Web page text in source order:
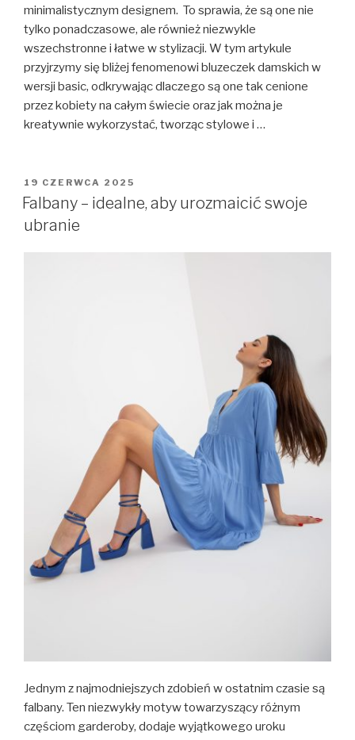
minimalistycznym designem. To sprawia, że są one nie
tylko ponadczasowe, ale również niezwykle
wszechstronne i łatwe w stylizacji. W tym artykule
przyjrzymy się bliżej fenomenowi bluzeczek damskich w
wersji basic, odkrywając dlaczego są one tak cenione
przez kobiety na całym świecie oraz jak można je
kreatywnie wykorzystać, tworząc stylowe i …
OPUBLIKOWANE
W
19 CZERWCA 2025
Falbany – idealne, aby urozmaicić swoje
ubranie
Jednym z najmodniejszych zdobień w ostatnim czasie są
falbany. Ten niezwykły motyw towarzyszący różnym
częściom garderoby, dodaje wyjątkowego uroku